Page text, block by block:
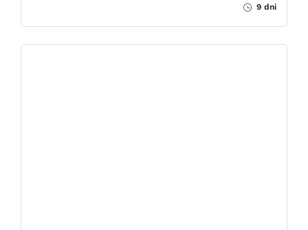
9 dni